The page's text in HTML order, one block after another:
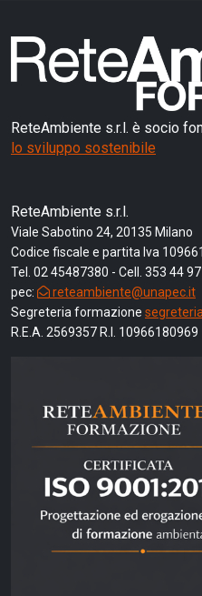
ReteAmbiente s.r.l. è socio
lo sviluppo sostenibile
ReteAmbiente s.r.l.
Viale Sabotino 24, 20135 Milano
Codice fiscale e partita Iva
Tel. 02 45487380 - Cell. 353 44
pec:
reteambiente@unapec.it
Segreteria formazione
R.E.A. 2569357 R.I. 10966180969